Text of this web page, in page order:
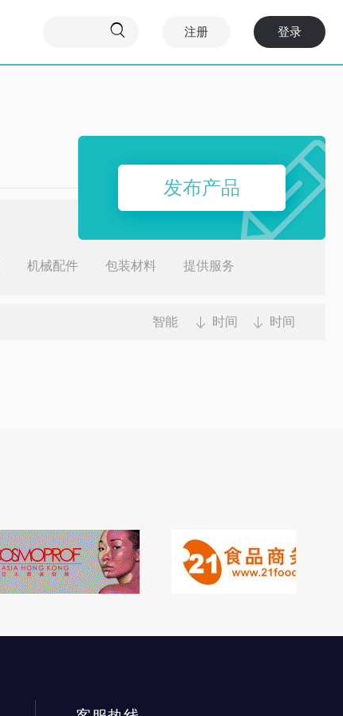
 注册 登录
机械配件 包装材料 提供服务
发布产品
智能 时间 时间